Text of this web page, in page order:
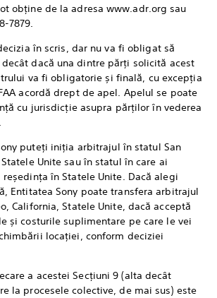
obține de la adresa www.adr.org sau
7879.
în scris, dar nu va fi obligat să
dacă una dintre părți solicită acest
va fi obligatorie și finală, cu excepția
acordă drept de apel. Apelul se poate
cu jurisdicție asupra părților în vederea
puteți iniția arbitrajul în statul San
Unite sau în statul în care ai
în Statele Unite. Dacă alegi
Entitatea Sony poate transfera arbitrajul
California, Statele Unite, dacă acceptă
și costurile suplimentare pe care le vei
locației, conform deciziei
a acestei Secțiuni 9 (alta decât
la procesele colective, de mai sus) este